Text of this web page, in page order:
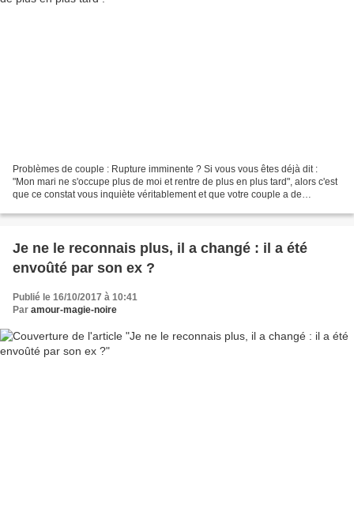
Problèmes de couple : Rupture imminente ? Si vous vous êtes déjà dit :
"Mon mari ne s'occupe plus de moi et rentre de plus en plus tard", alors c'est
que ce constat vous inquiète véritablement et que votre couple a de
Je ne le reconnais plus, il a changé : il a été
envoûté par son ex ?
Publié le 16/10/2017 à 10:41
Par amour-magie-noire